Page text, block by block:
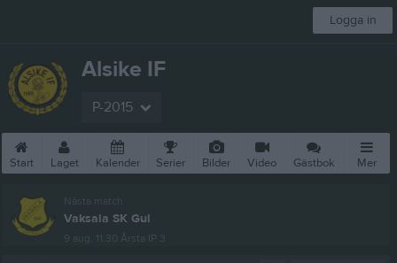
Logga in
Alsike IF
P-2015
Start Laget Kalender Serier Bilder Video Gästbok Mer
Nästa match
Vaksala SK Gul
9 aug, 11:30 Årsta IP 3